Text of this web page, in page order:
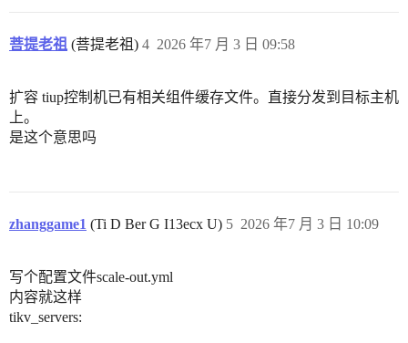
菩提老祖 (菩提老祖) 2026 年7 月 3 日 09:58
4
扩容 tiup控制机已有相关组件缓存文件。直接分发到目标主机
上。
是这个意思吗
zhanggame1 (Ti D Ber G I13ecx U) 2026 年7 月 3 日 10:09
5
写个配置文件scale-out.yml
内容就这样
tikv_servers: